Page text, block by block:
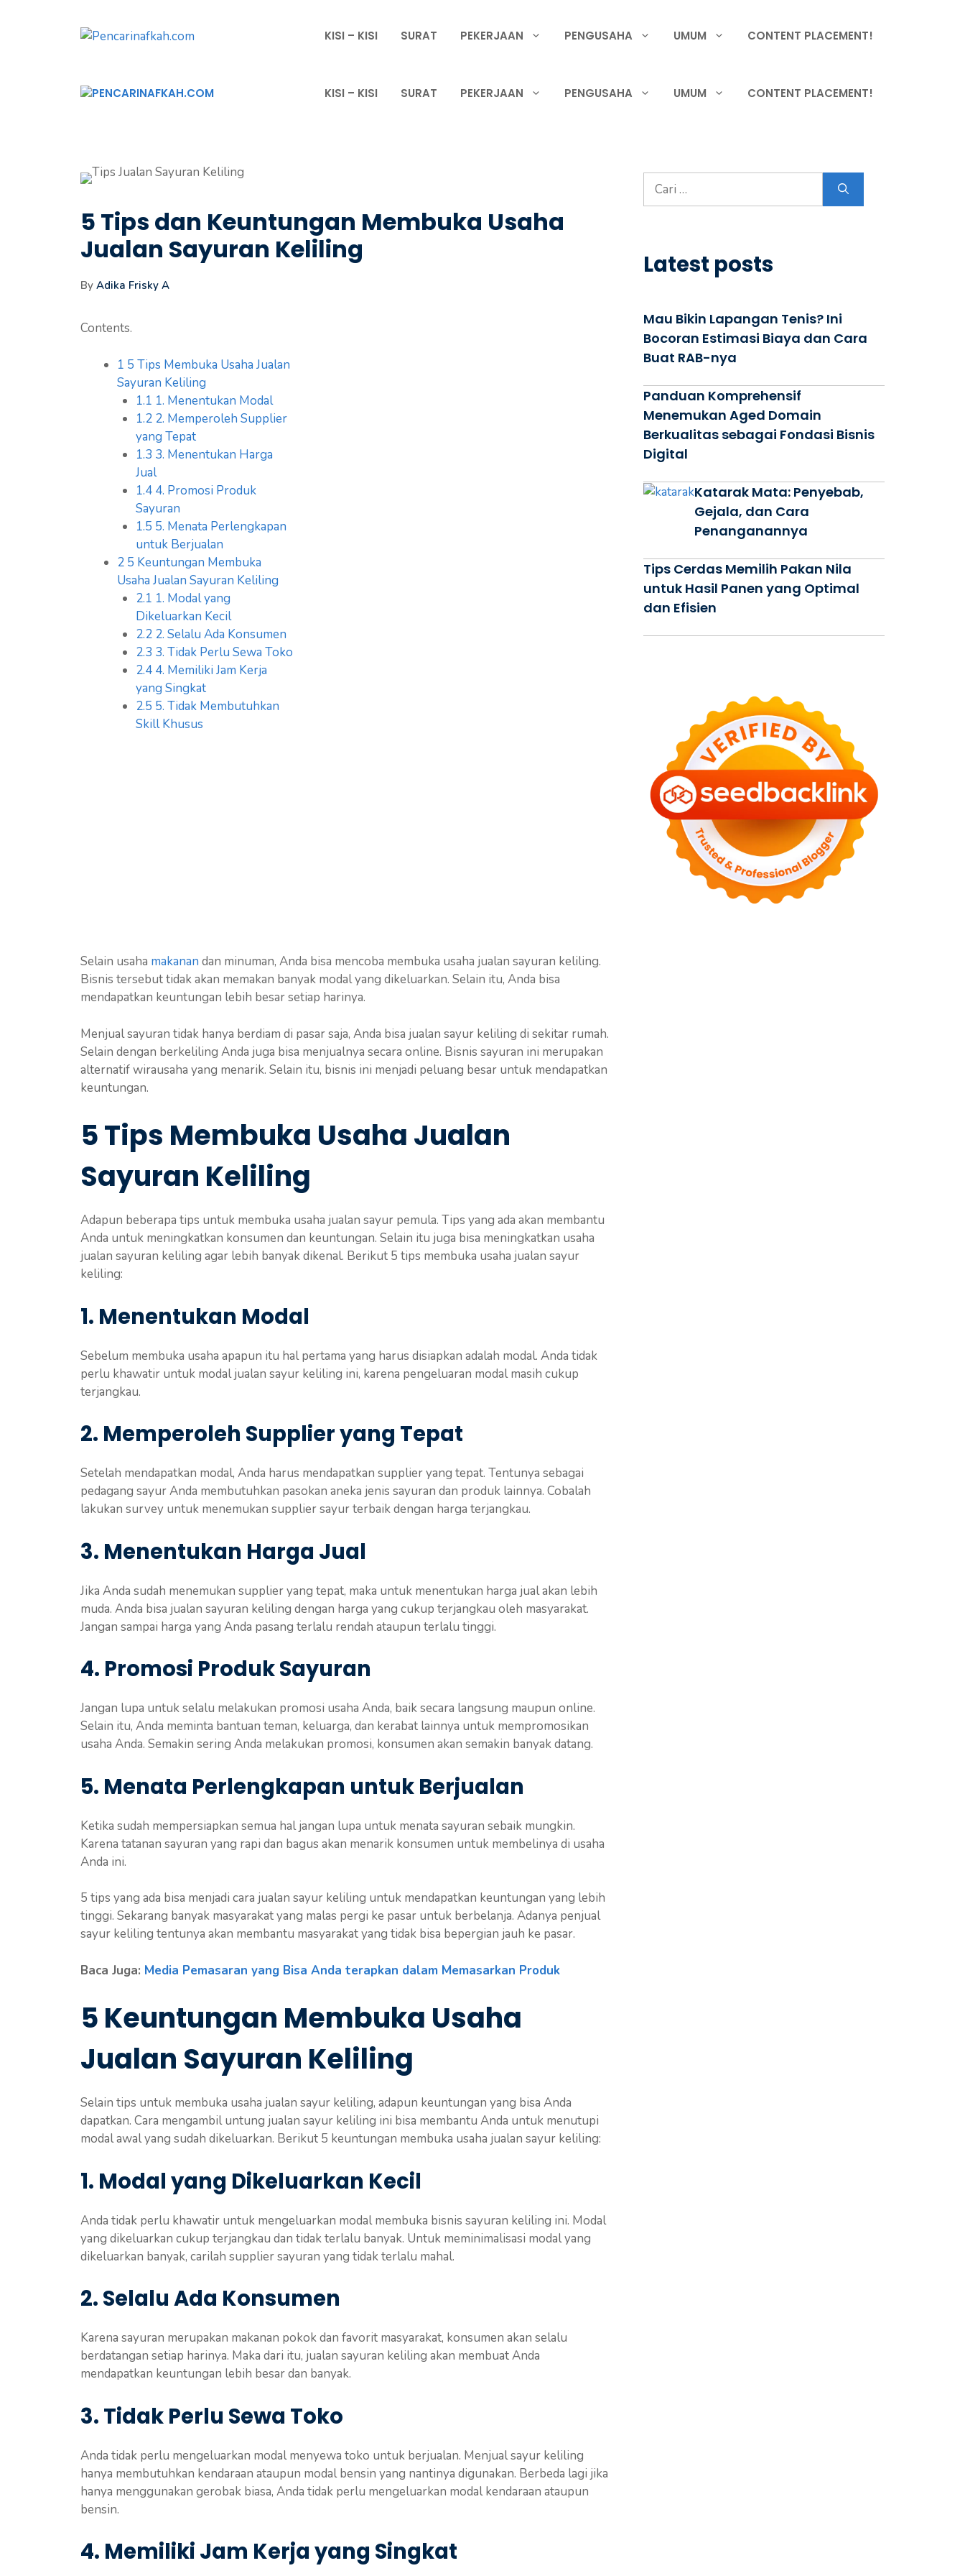
KISI – KISI SURAT PEKERJAAN PENGUSAHA UMUM CONTENT PLACEMENT!
KISI – KISI SURAT PEKERJAAN PENGUSAHA UMUM CONTENT PLACEMENT!
5 Tips dan Keuntungan Membuka Usaha
Jualan Sayuran Keliling
By Adika Frisky A
Contents.
1 5 Tips Membuka Usaha Jualan
Sayuran Keliling
1.1 1. Menentukan Modal
1.22. Memperoleh Supplier
yang Tepat
1.3 3. Menentukan Harga
Jual
1.44. Promosi Produk
Sayuran
1.5 5. Menata Perlengkapan
untuk Berjualan
2 5 Keuntungan Membuka
Usaha Jualan Sayuran Keliling
2.1 1. Modal yang
Dikeluarkan Kecil
2.22. Selalu Ada Konsumen
2.3 3. Tidak Perlu Sewa Toko
2.44. Memiliki Jam Kerja
yang Singkat
2.5 5. Tidak Membutuhkan
Skill Khusus
Selain usaha makanan dan minuman, Anda bisa mencoba membuka usaha jualan sayuran keliling.
Bisnis tersebut tidak akan memakan banyak modal yang dikeluarkan. Selain itu, Anda bisa
mendapatkan keuntungan lebih besar setiap harinya.
Menjual sayuran tidak hanya berdiam di pasar saja, Anda bisa jualan sayur keliling di sekitar rumah.
Selain dengan berkeliling Anda juga bisa menjualnya secara online. Bisnis sayuran ini merupakan
alternatif wirausaha yang menarik. Selain itu, bisnis ini menjadi peluang besar untuk mendapatkan
keuntungan.
5 Tips Membuka Usaha Jualan
Sayuran Keliling
Adapun beberapa tips untuk membuka usaha jualan sayur pemula. Tips yang ada akan membantu
Anda untuk meningkatkan konsumen dan keuntungan. Selain itu juga bisa meningkatkan usaha
jualan sayuran keliling agar lebih banyak dikenal. Berikut 5 tips membuka usaha jualan sayur
keliling:
1. Menentukan Modal
Sebelum membuka usaha apapun itu hal pertama yang harus disiapkan adalah modal. Anda tidak
perlu khawatir untuk modal jualan sayur keliling ini, karena pengeluaran modal masih cukup
terjangkau.
2. Memperoleh Supplier yang Tepat
Setelah mendapatkan modal, Anda harus mendapatkan supplier yang tepat. Tentunya sebagai
pedagang sayur Anda membutuhkan pasokan aneka jenis sayuran dan produk lainnya. Cobalah
lakukan survey untuk menemukan supplier sayur terbaik dengan harga terjangkau.
3. Menentukan Harga Jual
Jika Anda sudah menemukan supplier yang tepat, maka untuk menentukan harga jual akan lebih
muda. Anda bisa jualan sayuran keliling dengan harga yang cukup terjangkau oleh masyarakat.
Jangan sampai harga yang Anda pasang terlalu rendah ataupun terlalu tinggi.
4. Promosi Produk Sayuran
Jangan lupa untuk selalu melakukan promosi usaha Anda, baik secara langsung maupun online.
Selain itu, Anda meminta bantuan teman, keluarga, dan kerabat lainnya untuk mempromosikan
usaha Anda. Semakin sering Anda melakukan promosi, konsumen akan semakin banyak datang.
5. Menata Perlengkapan untuk Berjualan
Ketika sudah mempersiapkan semua hal jangan lupa untuk menata sayuran sebaik mungkin.
Karena tatanan sayuran yang rapi dan bagus akan menarik konsumen untuk membelinya di usaha
Anda ini.
5 tips yang ada bisa menjadi cara jualan sayur keliling untuk mendapatkan keuntungan yang lebih
tinggi. Sekarang banyak masyarakat yang malas pergi ke pasar untuk berbelanja. Adanya penjual
sayur keliling tentunya akan membantu masyarakat yang tidak bisa bepergian jauh ke pasar.
Baca Juga: Media Pemasaran yang Bisa Anda terapkan dalam Memasarkan Produk
5 Keuntungan Membuka Usaha
Jualan Sayuran Keliling
Selain tips untuk membuka usaha jualan sayur keliling, adapun keuntungan yang bisa Anda
dapatkan. Cara mengambil untung jualan sayur keliling ini bisa membantu Anda untuk menutupi
modal awal yang sudah dikeluarkan. Berikut 5 keuntungan membuka usaha jualan sayur keliling:
1. Modal yang Dikeluarkan Kecil
Anda tidak perlu khawatir untuk mengeluarkan modal membuka bisnis sayuran keliling ini. Modal
yang dikeluarkan cukup terjangkau dan tidak terlalu banyak. Untuk meminimalisasi modal yang
dikeluarkan banyak, carilah supplier sayuran yang tidak terlalu mahal.
2. Selalu Ada Konsumen
Karena sayuran merupakan makanan pokok dan favorit masyarakat, konsumen akan selalu
berdatangan setiap harinya. Maka dari itu, jualan sayuran keliling akan membuat Anda
mendapatkan keuntungan lebih besar dan banyak.
3. Tidak Perlu Sewa Toko
Anda tidak perlu mengeluarkan modal menyewa toko untuk berjualan. Menjual sayur keliling
hanya membutuhkan kendaraan ataupun modal bensin yang nantinya digunakan. Berbeda lagi jika
hanya menggunakan gerobak biasa, Anda tidak perlu mengeluarkan modal kendaraan ataupun
bensin.
4. Memiliki Jam Kerja yang Singkat
Cari
untuk:
Latest posts
Mau Bikin Lapangan Tenis? Ini
Bocoran Estimasi Biaya dan Cara
Buat RAB-nya
Panduan Komprehensif
Menemukan Aged Domain
Berkualitas sebagai Fondasi Bisnis
Digital
Katarak Mata: Penyebab,
Gejala, dan Cara
Penanganannya
Tips Cerdas Memilih Pakan Nila
untuk Hasil Panen yang Optimal
dan Efisien